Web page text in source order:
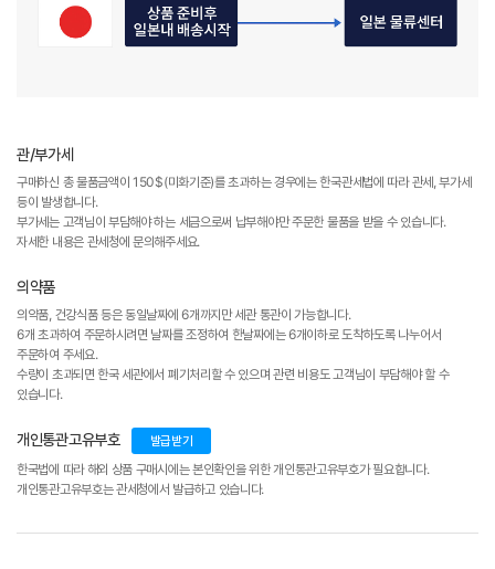
관/부가세
구매하신 총 물품금액이 150$(미화기준)를 초과하는 경우에는 한국관세법에 따라 관세, 부가세
등이 발생합니다.
부가세는 고객님이 부담해야 하는 세금으로써 납부해야만 주문한 물품을 받을 수 있습니다.
자세한 내용은 관세청에 문의해주세요.
의약품
의약품, 건강식품 등은 동일날짜에 6개까지만 세관 통관이 가능합니다.
6개 초과하여 주문하시려면 날짜를 조정하여 한날짜에는 6개이하로 도착하도록 나누어서
주문하여 주세요.
수량이 초과되면 한국 세관에서 폐기처리할 수 있으며 관련 비용도 고객님이 부담해야 할 수
있습니다.
개인통관고유부호 발급받기
한국법에 따라 해외 상품 구매시에는 본인확인을 위한 개인통관고유부호가 필요합니다.
개인통관고유부호는 관세청에서 발급하고 있습니다.